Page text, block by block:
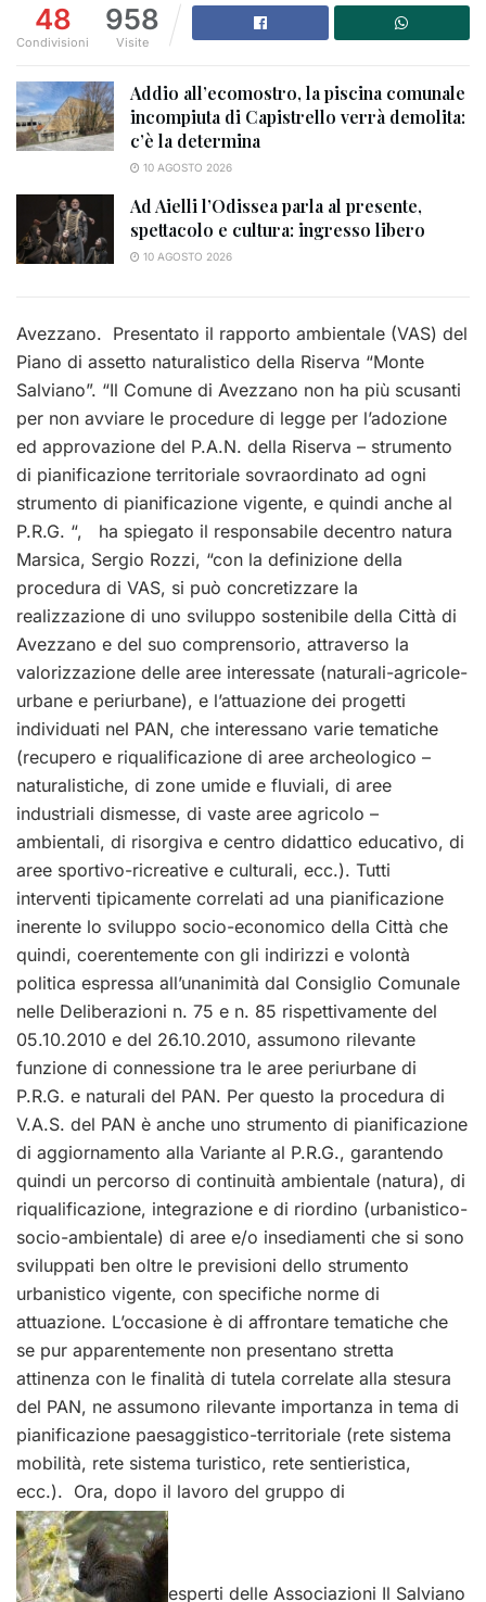
48
Condivisioni
958
Visite
Addio all’ecomostro, la piscina comunale
incompiuta di Capistrello verrà demolita:
c’è la determina
10 AGOSTO 2026
Ad Aielli l’Odissea parla al presente,
spettacolo e cultura: ingresso libero
10 AGOSTO 2026
Avezzano. Presentato il rapporto ambientale (VAS) del
Piano di assetto naturalistico della Riserva “Monte
Salviano”. “Il Comune di Avezzano non ha più scusanti
per non avviare le procedure di legge per l’adozione
ed approvazione del P.A.N. della Riserva – strumento
di pianificazione territoriale sovraordinato ad ogni
strumento di pianificazione vigente, e quindi anche al
P.R.G. “, ha spiegato il responsabile decentro natura
Marsica, Sergio Rozzi, “con la definizione della
procedura di VAS, si può concretizzare la
realizzazione di uno sviluppo sostenibile della Città di
Avezzano e del suo comprensorio, attraverso la
valorizzazione delle aree interessate (naturali-agricole-
urbane e periurbane), e l’attuazione dei progetti
individuati nel PAN, che interessano varie tematiche
(recupero e riqualificazione di aree archeologico –
naturalistiche, di zone umide e fluviali, di aree
industriali dismesse, di vaste aree agricolo –
ambientali, di risorgiva e centro didattico educativo, di
aree sportivo-ricreative e culturali, ecc.). Tutti
interventi tipicamente correlati ad una pianificazione
inerente lo sviluppo socio-economico della Città che
quindi, coerentemente con gli indirizzi e volontà
politica espressa all’unanimità dal Consiglio Comunale
nelle Deliberazioni n. 75 e n. 85 rispettivamente del
05.10.2010 e del 26.10.2010, assumono rilevante
funzione di connessione tra le aree periurbane di
P.R.G. e naturali del PAN. Per questo la procedura di
V.A.S. del PAN è anche uno strumento di pianificazione
di aggiornamento alla Variante al P.R.G., garantendo
quindi un percorso di continuità ambientale (natura), di
riqualificazione, integrazione e di riordino (urbanistico-
socio-ambientale) di aree e/o insediamenti che si sono
sviluppati ben oltre le previsioni dello strumento
urbanistico vigente, con specifiche norme di
attuazione. L’occasione è di affrontare tematiche che
se pur apparentemente non presentano stretta
attinenza con le finalità di tutela correlate alla stesura
del PAN, ne assumono rilevante importanza in tema di
pianificazione paesaggistico-territoriale (rete sistema
mobilità, rete sistema turistico, rete sentieristica,
ecc.). Ora, dopo il lavoro del gruppo di
esperti delle Associazioni Il Salviano